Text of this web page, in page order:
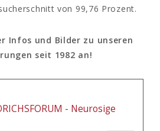
von 99,76 Prozent.
Infos und Bilder zu unseren
seit 1982 an!
- Neurosige